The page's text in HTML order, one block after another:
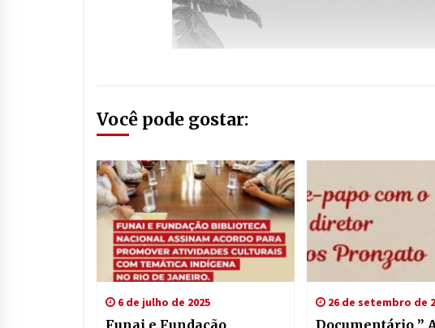
Você pode gostar:
6 de julho de 2025
Funai e Fundação
26 de setembro de
Documentário ”